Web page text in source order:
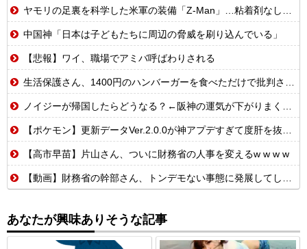
ヤモリの足裏を科学した米軍の装備「Z-Man」…粘着剤なしで垂直壁を走る驚異の技術！
中国神「日本は子どもたちに周辺の脅威を刷り込んでいる」
【悲報】ワイ、職場でアミバ呼ばわりされる
生活保護さん、1400円のハンバーガーを食べただけで批判される
ノイジーが帰国したらどうなる？←阪神の運気が下がりまくるやろな
【ポケモン】更新データVer.2.0.0が神アプデすぎて度肝を抜かれるトレーナーたちの反応集
【高市早苗】片山さん、ついに財務省の人事を変えるw w w w
【動画】財務省の幹部さん、トンデモない事態に発展してしまう…
あなたが興味ありそうな記事